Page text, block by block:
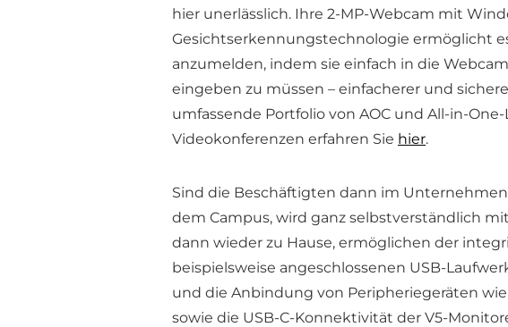
hier unerlässlich. Ihre 2-MP-Webcam mit
Gesichtserkennungstechnologie ermöglicht
anzumelden, indem sie einfach in die
eingeben zu müssen – einfacherer und
umfassende Portfolio von AOC und All-in-
Videokonferenzen erfahren Sie hier.
Sind die Beschäftigten dann im
dem Campus, wird ganz selbstverständlich
dann wieder zu Hause, ermöglichen der
beispielsweise angeschlossenen USB-
und die Anbindung von Peripheriegeräten
sowie die USB-C-Konnektivität der V5-